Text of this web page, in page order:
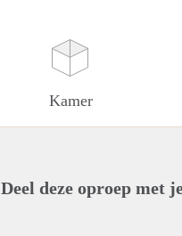
Kamer
Deel deze oproep met